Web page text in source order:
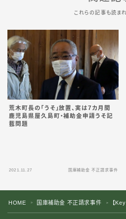
これらの記事も読ま
荒木町長の「うそ」放置、実は7カ月間
鹿児島県屋久島町・補助金申請うそ記
載問題
2021.11.27 国庫補助金 不正請求事件
HOME ＞ 国庫補助金 不正請求事件 ＞ 【